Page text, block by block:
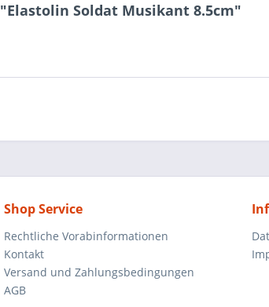
Soldat Musikant 8.5cm"
Shop Service
Rechtliche Vorabinformationen
Kontakt
Versand und Zahlungsbedingungen
AGB